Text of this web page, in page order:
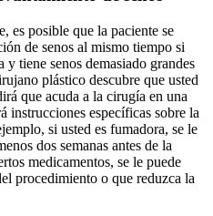
es posible que la paciente se
de senos al mismo tiempo si
tiene senos demasiado grandes
plástico descubre que usted
que acuda a la cirugía en una
instrucciones específicas sobre la
si usted es fumadora, se le
dos semanas antes de la
medicamentos, se le puede
procedimiento o que reduzca la